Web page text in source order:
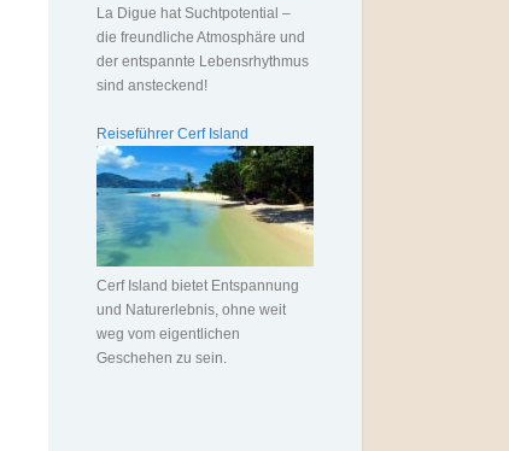
La Digue hat Suchtpotential –
die freundliche Atmosphäre und
der entspannte Lebensrhythmus
sind ansteckend!
Reiseführer Cerf Island
Cerf Island bietet Entspannung
und Naturerlebnis, ohne weit
weg vom eigentlichen
Geschehen zu sein.